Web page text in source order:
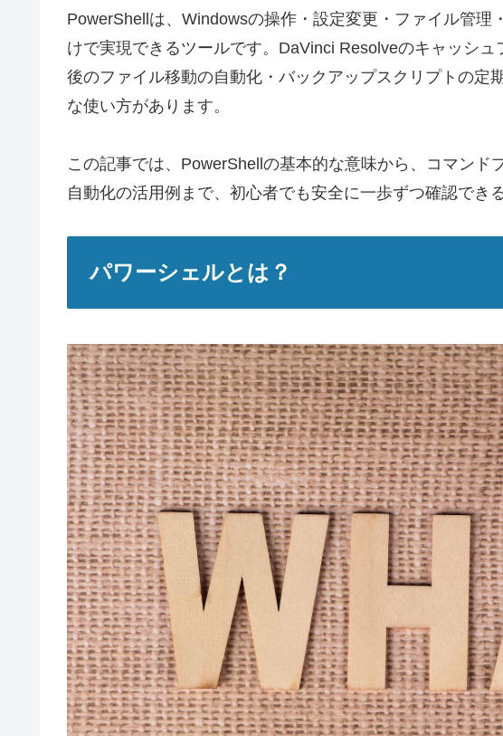
PowerShellは、Windowsの操作・設定変更・ファイル管理
けで実現できるツールです。DaVinci Resolveのキャッシ
後のファイル移動の自動化・バックアップスクリプトの定
な使い方があります。
この記事では、PowerShellの基本的な意味から、コマンド
自動化の活用例まで、初心者でも安全に一歩ずつ確認でき
パワーシェルとは？